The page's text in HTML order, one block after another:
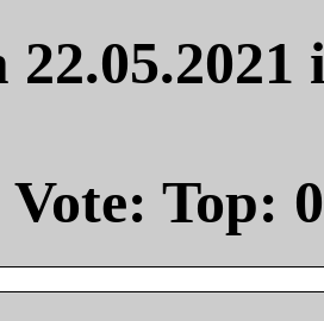
Vote: Top: 0